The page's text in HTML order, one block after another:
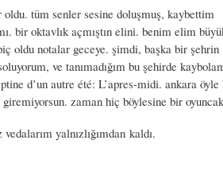
oldu. tüm senler sesine doluşmuş, kaybettim
bir oktavlık açmıştın elini. benim elim
oldu notalar geceye. şimdi, başka bir şehrin
ve tanımadığım bu şehirde
d’un autre été: L’apres-midi. ankara
zaman hiç böylesine bir
yalnızlığımdan kaldı.